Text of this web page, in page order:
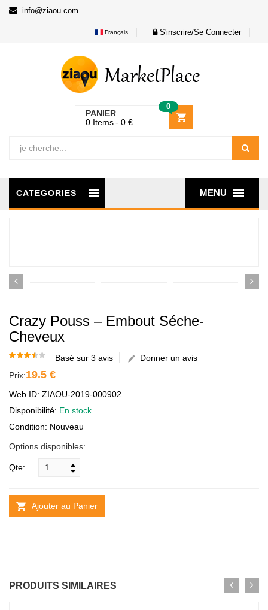
info@ziaou.com
Français S'inscrire/Se Connecter
PANIER
0
0 Items 0 €
MENU
CATEGORIES
Crazy Pouss – Embout Séche-
Cheveux
Basé sur 3 avis
Donner un avis
Prix:19.5 €
Web ID: ZIAOU-2019-000902
Disponibilité: En stock
Condition: Nouveau
Options disponibles:
Qte:
Ajouter au Panier
PRODUITS SIMILAIRES